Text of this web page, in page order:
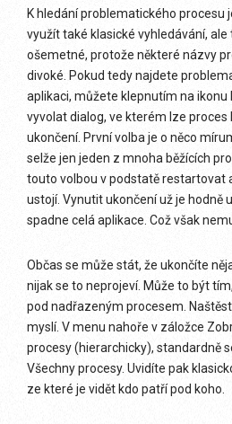
K hledání problematického procesu
využít také klasické vyhledávání,
ošemetné, protože některé názvy
divoké. Pokud tedy najdete
aplikaci, můžete klepnutím na ikonu
vyvolat dialog, ve kterém lze
ukončení. První volba je o něco
selže jen jeden z mnoha běžících
touto volbou v podstatě restartovat
ustojí. Vynutit ukončení už je hodně
spadne celá aplikace. Což však
Občas se může stát, že ukončíte
nijak se to neprojeví. Může to být
pod nadřazeným procesem.
myslí. V menu nahoře v záložce
procesy (hierarchicky), standardně
Všechny procesy. Uvidíte pak
ze které je vidět kdo patří pod koho.